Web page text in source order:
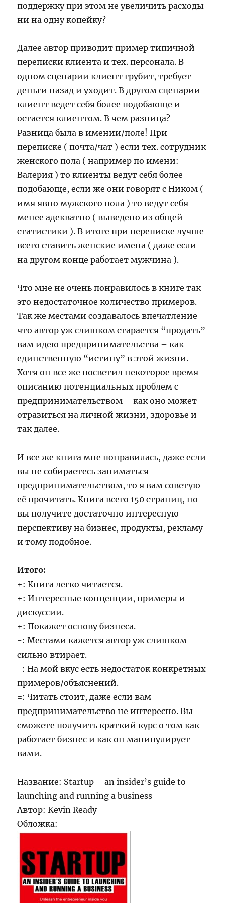
поддержку при этом не увеличить расходы
ни на одну копейку?
Далее автор приводит пример типичной
переписки клиента и тех. персонала. В
одном сценарии клиент грубит, требует
деньги назад и уходит. В другом сценарии
клиент ведет себя более подобающе и
остается клиентом. В чем разница?
Разница была в имении/поле! При
переписке ( почта/чат ) если тех. сотрудник
женского пола ( например по имени:
Валерия ) то клиенты ведут себя более
подобающе, если же они говорят с Ником (
имя явно мужского пола ) то ведут себя
менее адекватно ( выведено из общей
статистики ). В итоге при переписке лучше
всего ставить женские имена ( даже если
на другом конце работает мужчина ).
Что мне не очень понравилось в книге так
это недостаточное количество примеров.
Так же местами создавалось впечатление
что автор уж слишком старается “продать”
вам идею предпринимательства – как
единственную “истину” в этой жизни.
Хотя он все же посветил некоторое время
описанию потенциальных проблем с
предпринимательством – как оно может
отразиться на личной жизни, здоровье и
так далее.
И все же книга мне понравилась, даже если
вы не собираетесь заниматься
предпринимательством, то я вам советую
её прочитать. Книга всего 150 страниц, но
вы получите достаточно интересную
перспективу на бизнес, продукты, рекламу
и тому подобное.
Итого:
+: Книга легко читается.
+: Интересные концепции, примеры и
дискуссии.
+: Покажет основу бизнеса.
-: Местами кажется автор уж слишком
сильно втирает.
-: На мой вкус есть недостаток конкретных
примеров/объяснений.
=: Читать стоит, даже если вам
предпринимательство не интересно. Вы
сможете получить краткий курс о том как
работает бизнес и как он манипулирует
вами.
Название: Startup – an insider’s guide to
launching and running a business
Автор: Kevin Ready
Обложка: